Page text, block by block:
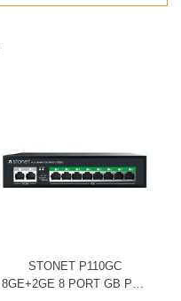
STONET P110GC
8GE+2GE 8 PORT GB POE